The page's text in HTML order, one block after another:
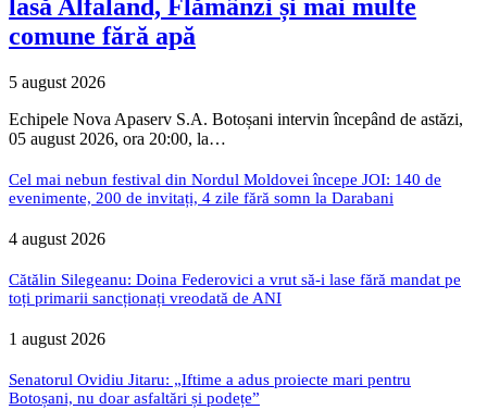
lasă Alfaland, Flămânzi și mai multe
comune fără apă
5 august 2026
Echipele Nova Apaserv S.A. Botoșani intervin începând de astăzi,
05 august 2026, ora 20:00, la…
Cel mai nebun festival din Nordul Moldovei începe JOI: 140 de
evenimente, 200 de invitați, 4 zile fără somn la Darabani
4 august 2026
Cătălin Silegeanu: Doina Federovici a vrut să-i lase fără mandat pe
toți primarii sancționați vreodată de ANI
1 august 2026
Senatorul Ovidiu Jitaru: „Iftime a adus proiecte mari pentru
Botoșani, nu doar asfaltări și podețe”